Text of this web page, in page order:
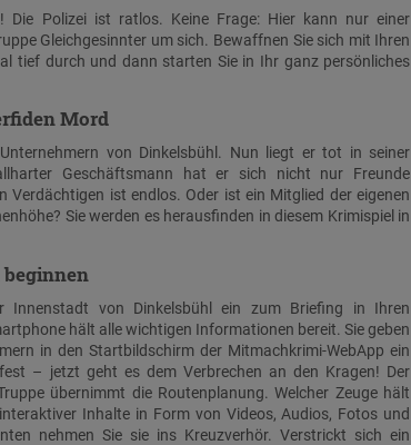
Die Polizei ist ratlos. Keine Frage: Hier kann nur einer
Gleichgesinnter um sich. Bewaffnen Sie sich mit Ihren
tief durch und dann starten Sie in Ihr ganz persönliches
Mord
von Dinkelsbühl. Nun liegt er tot in seiner
Geschäftsmann hat er sich nicht nur Freunde
Verdächtigen ist endlos. Oder ist ein Mitglied der eigenen
Sie werden es herausfinden in diesem Krimispiel in
von Dinkelsbühl ein zum Briefing in Ihren
hält alle wichtigen Informationen bereit. Sie geben
in den Startbildschirm der Mitmachkrimi-WebApp ein
– jetzt geht es dem Verbrechen an den Kragen! Der
übernimmt die Routenplanung. Welcher Zeuge hält
Inhalte in Form von Videos, Audios, Fotos und
nehmen Sie sie ins Kreuzverhör. Verstrickt sich ein